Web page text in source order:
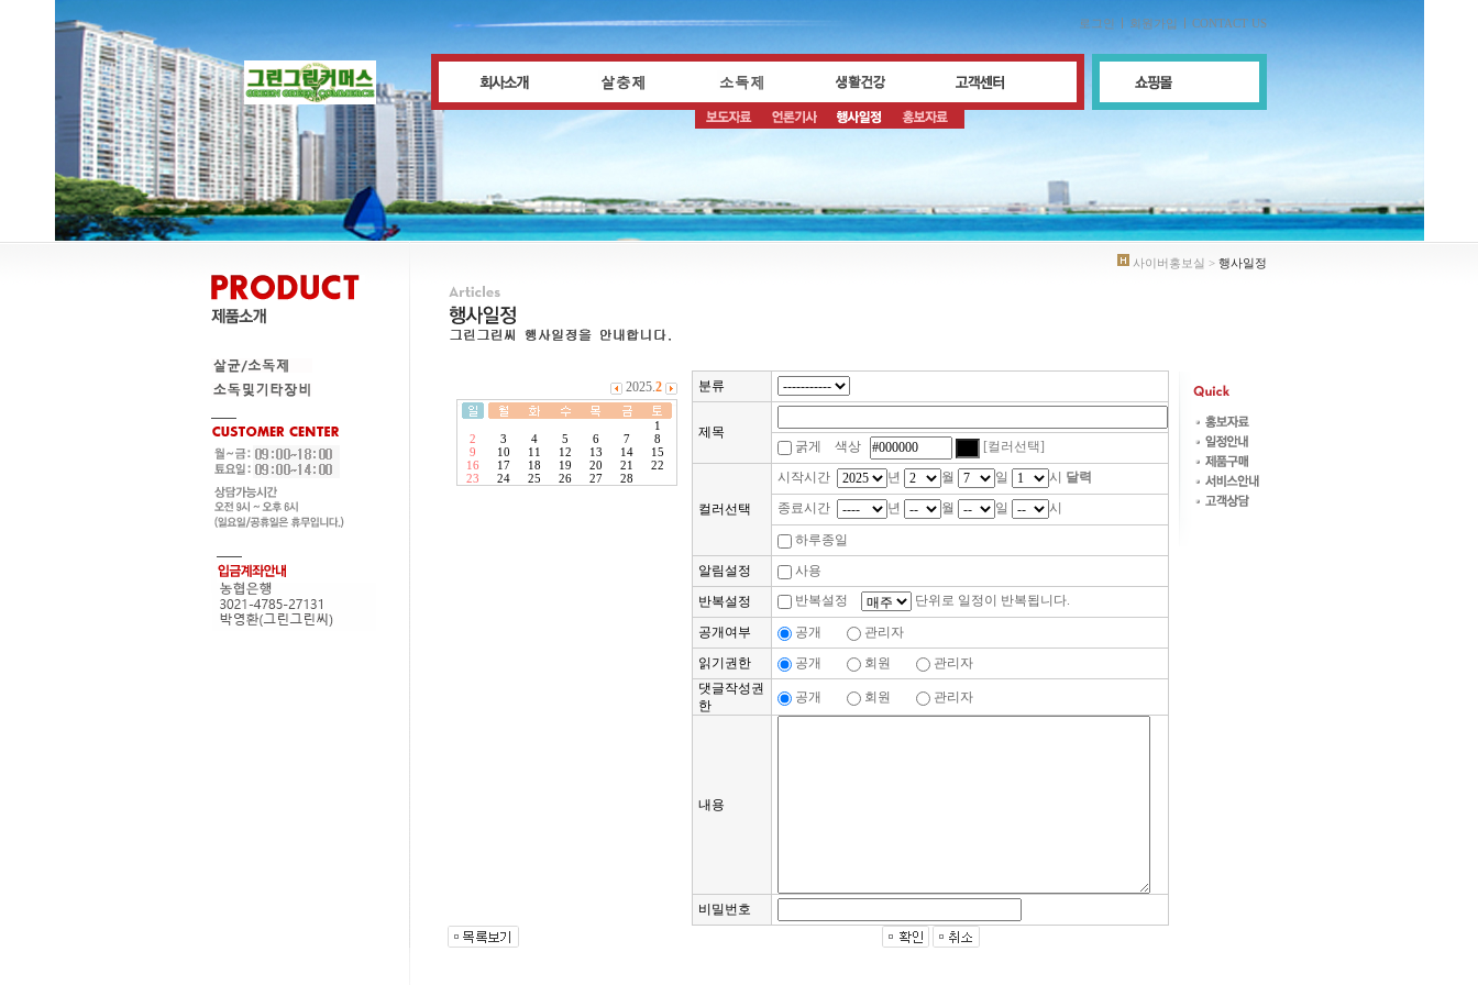
로그인 회원가입 CONTACT US
사이버홍보실 > 행사일정
분류
제목
굵게 색상
[컬러선택]
컬러선택
시작시간 년 월 일 시 달력
종료시간
년 월 일 시
하루종일
알림설정
사용
반복설정
반복설정 단위로 일정이 반복됩니다.
공개여부 공개
관리자
읽기권한
공개 회원
관리자
댓글작성권
한
공개 회원 관리자
내용
비밀번호